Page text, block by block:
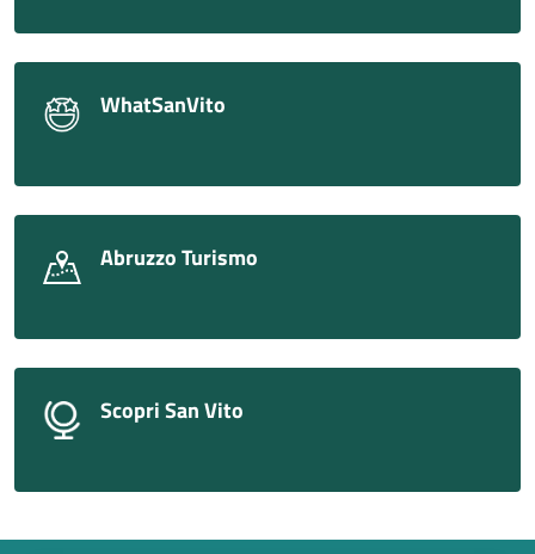
WhatSanVito
Abruzzo Turismo
Scopri San Vito